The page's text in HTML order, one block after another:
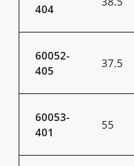
404
60052-
405
37.5
60053-
401
55